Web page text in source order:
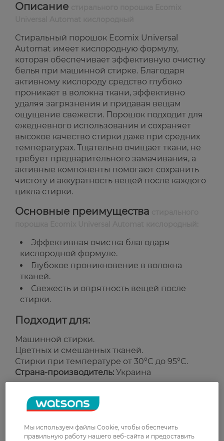
Описание
Стиральный порошок Ecomix Universal
Automat имеет кислородную формулу,
которая обеспечивает эффективную очистку
белья при машинной стирке. Благодаря
активному кислороду средство глубоко
проникает в волокна ткани, эффективно
удаляя загрязнения и придавая вещам
ощущение свежести. Порошок подходит для
ежедневного использования и сохраняет
высокое качество стирки даже при средних
температурах. Тщательно очищает ткани, не
требует предварительного замачивания, а
активные компоненты помогают сохранить
чистоту и аккуратность вещей после каждого
цикла стирки.
Основные преимущества
Эффективная очистка благодаря
кислородной формуле.
Глубокое проникновение в волокна
тканей.
Свежесть и опрятность вещей после
стирки.
Подходит для:
Машинной стирки.
Цветных и смешанных тканей.
Стирки при температуре от 30°C до 95°C.
Страна-производитель: Украина
Рейтинг и отзывы
0 0 відгуків
Мы используем файлы Cookie, чтобы обеспечить
правильную работу нашего веб-сайта и предоставить